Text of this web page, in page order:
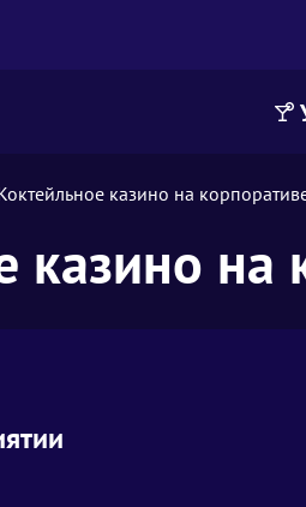
казино на
казино